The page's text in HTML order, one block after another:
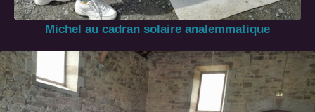
Michel au cadran solaire analemmatique